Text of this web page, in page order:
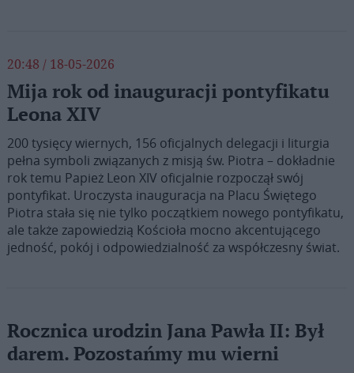
20:48 / 18-05-2026
Mija rok od inauguracji pontyfikatu
Leona XIV
200 tysięcy wiernych, 156 oficjalnych delegacji i liturgia
pełna symboli związanych z misją św. Piotra – dokładnie
rok temu Papież Leon XIV oficjalnie rozpoczął swój
pontyfikat. Uroczysta inauguracja na Placu Świętego
Piotra stała się nie tylko początkiem nowego pontyfikatu,
ale także zapowiedzią Kościoła mocno akcentującego
jedność, pokój i odpowiedzialność za współczesny świat.
Rocznica urodzin Jana Pawła II: Był
darem. Pozostańmy mu wierni